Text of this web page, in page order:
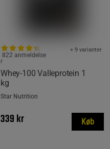
Whey-100 Valleprotein 1
kg
+ 9 varianter
822 anmeldelse
r
Star Nutrition
339 kr Køb